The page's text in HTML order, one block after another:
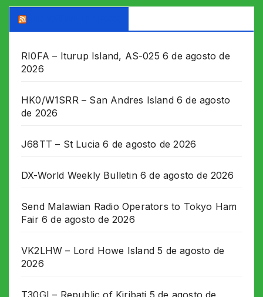
RI0FA – Iturup Island, AS-025 6 de agosto de
2026
HK0/W1SRR – San Andres Island 6 de agosto
de 2026
J68TT – St Lucia 6 de agosto de 2026
DX-World Weekly Bulletin 6 de agosto de 2026
Send Malawian Radio Operators to Tokyo Ham
Fair 6 de agosto de 2026
VK2LHW – Lord Howe Island 5 de agosto de
2026